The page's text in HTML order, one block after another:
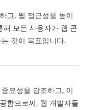
고, 웹 접근성을 높이
해 모든 사용자가 웹 콘
것이 목표입니다.
요성을 강조하고, 이
함으로써, 웹 개발자들